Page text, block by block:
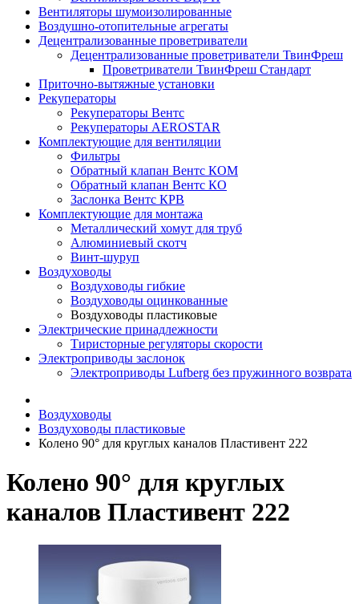
Вентиляторы шумоизолированные
Воздушно-отопительные агрегаты
Децентрализованные проветриватели
Децентрализованные проветриватели ТвинФреш
Проветриватели ТвинФреш Стандарт
Приточно-вытяжные установки
Рекуператоры
Рекуператоры Вентс
Рекуператоры AEROSTAR
Комплектующие для вентиляции
Фильтры
Обратный клапан Вентс КОМ
Обратный клапан Вентс КО
Заслонка Вентс КРВ
Комплектующие для монтажа
Металлический хомут для труб
Алюминиевый скотч
Винт-шуруп
Воздуховоды
Воздуховоды гибкие
Воздуховоды оцинкованные
Воздуховоды пластиковые
Электрические принадлежности
Тиристорные регуляторы скорости
Электроприводы заслонок
Электроприводы Lufberg без пружинного возврата
Воздуховоды
Воздуховоды пластиковые
Колено 90° для круглых каналов Пластивент 222
Колено 90° для круглых
каналов Пластивент 222